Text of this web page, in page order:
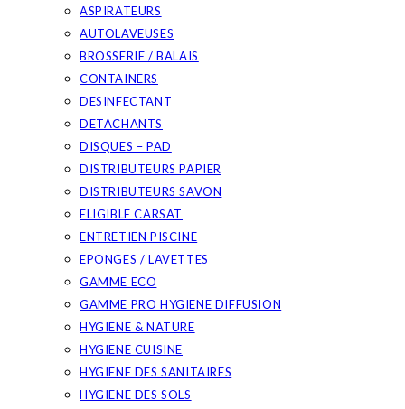
ASPIRATEURS
AUTOLAVEUSES
BROSSERIE / BALAIS
CONTAINERS
DESINFECTANT
DETACHANTS
DISQUES – PAD
DISTRIBUTEURS PAPIER
DISTRIBUTEURS SAVON
ELIGIBLE CARSAT
ENTRETIEN PISCINE
EPONGES / LAVETTES
GAMME ECO
GAMME PRO HYGIENE DIFFUSION
HYGIENE & NATURE
HYGIENE CUISINE
HYGIENE DES SANITAIRES
HYGIENE DES SOLS